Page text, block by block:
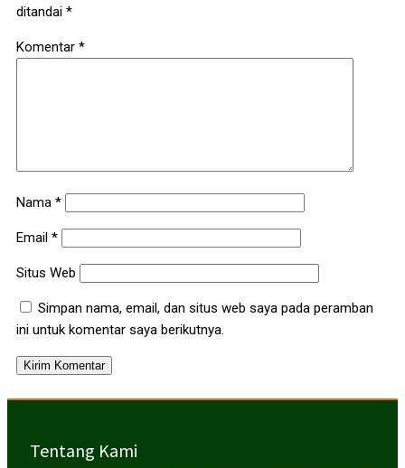
ditandai *
Komentar *
Nama *
Email *
Situs Web
Simpan nama, email, dan situs web saya pada peramban
ini untuk komentar saya berikutnya.
Tentang Kami